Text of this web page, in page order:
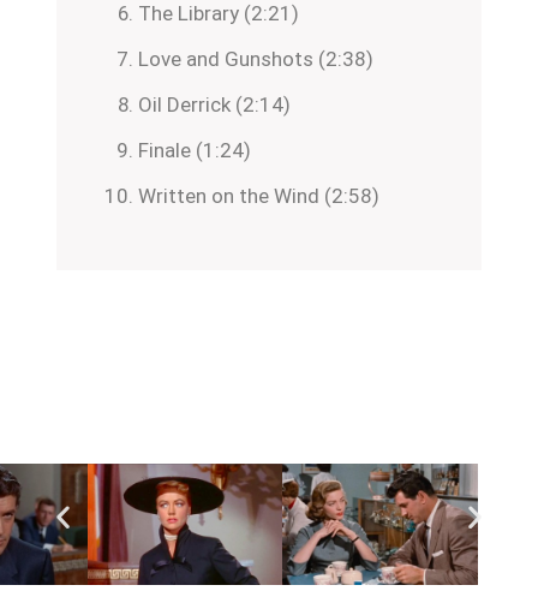
The Library (2:21)
Love and Gunshots (2:38)
Oil Derrick (2:14)
Finale (1:24)
Written on the Wind (2:58)